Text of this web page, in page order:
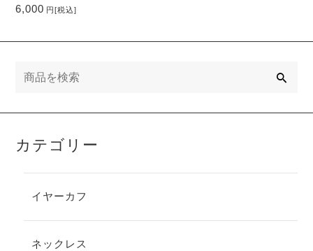
6,000 円[税込]
カテゴリー
イヤーカフ
ネックレス